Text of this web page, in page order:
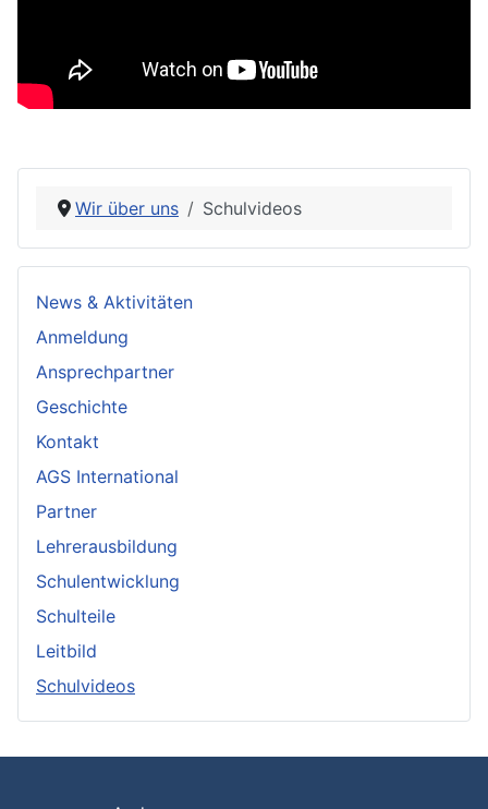
Wir über uns Schulvideos
News & Aktivitäten
Anmeldung
Ansprechpartner
Geschichte
Kontakt
AGS International
Partner
Lehrerausbildung
Schulentwicklung
Schulteile
Leitbild
Schulvideos